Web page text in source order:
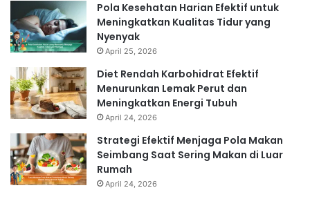
Pola Kesehatan Harian Efektif untuk
Meningkatkan Kualitas Tidur yang
Nyenyak
April 25, 2026
Diet Rendah Karbohidrat Efektif
Menurunkan Lemak Perut dan
Meningkatkan Energi Tubuh
April 24, 2026
Strategi Efektif Menjaga Pola Makan
Seimbang Saat Sering Makan di Luar
Rumah
April 24, 2026